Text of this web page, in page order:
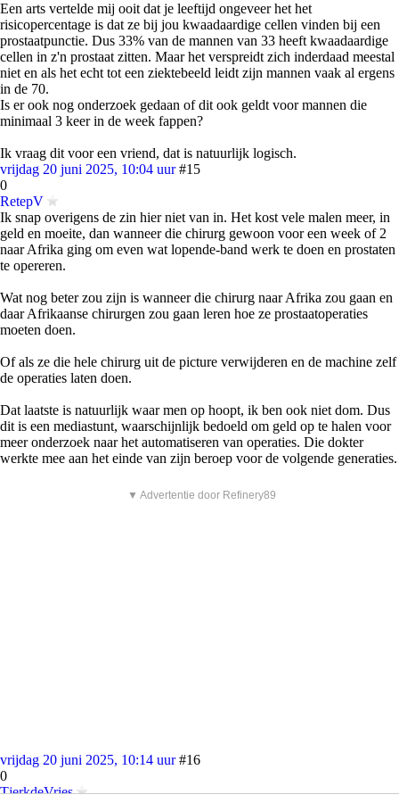
Een arts vertelde mij ooit dat je leeftijd ongeveer het het
risicopercentage is dat ze bij jou kwaadaardige cellen vinden bij een
prostaatpunctie. Dus 33% van de mannen van 33 heeft kwaadaardige
cellen in z'n prostaat zitten. Maar het verspreidt zich inderdaad meestal
niet en als het echt tot een ziektebeeld leidt zijn mannen vaak al ergens
in de 70.
Is er ook nog onderzoek gedaan of dit ook geldt voor mannen die
minimaal 3 keer in de week fappen?
Ik vraag dit voor een vriend, dat is natuurlijk logisch.
vrijdag 20 juni 2025, 10:04 uur #15
0
RetepV
Ik snap overigens de zin hier niet van in. Het kost vele malen meer, in
geld en moeite, dan wanneer die chirurg gewoon voor een week of 2
naar Afrika ging om even wat lopende-band werk te doen en prostaten
te opereren.
Wat nog beter zou zijn is wanneer die chirurg naar Afrika zou gaan en
daar Afrikaanse chirurgen zou gaan leren hoe ze prostaatoperaties
moeten doen.
Of als ze die hele chirurg uit de picture verwijderen en de machine zelf
de operaties laten doen.
Dat laatste is natuurlijk waar men op hoopt, ik ben ook niet dom. Dus
dit is een mediastunt, waarschijnlijk bedoeld om geld op te halen voor
meer onderzoek naar het automatiseren van operaties. Die dokter
werkte mee aan het einde van zijn beroep voor de volgende generaties.
▼ Advertentie door Refinery89
vrijdag 20 juni 2025, 10:14 uur #16
0
TjerkdeVries